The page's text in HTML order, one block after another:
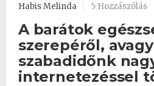
Habis Melinda
5 Hozzászólás
A barátok
szerepéről,
szabadidőnk
internetezéssel